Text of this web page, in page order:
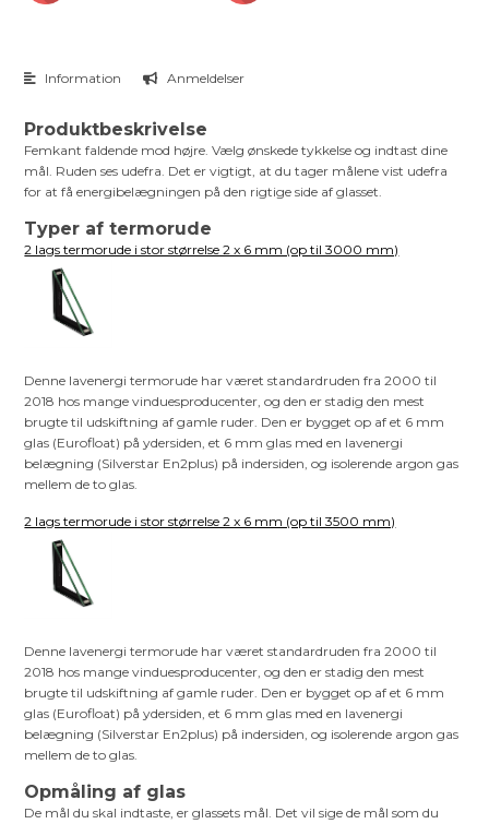
Information Anmeldelser
Produktbeskrivelse
Femkant faldende mod højre. Vælg ønskede tykkelse og indtast dine
mål. Ruden ses udefra. Det er vigtigt, at du tager målene vist udefra
for at få energibelægningen på den rigtige side af glasset.
Typer af termorude
2 lags termorude i stor størrelse 2 x 6 mm (op til 3000 mm)
Denne lavenergi termorude har været standardruden fra 2000 til
2018 hos mange vinduesproducenter, og den er stadig den mest
brugte til udskiftning af gamle ruder. Den er bygget op af et 6 mm
glas (Eurofloat) på ydersiden, et 6 mm glas med en lavenergi
belægning (Silverstar En2plus) på indersiden, og isolerende argon gas
mellem de to glas.
2 lags termorude i stor størrelse 2 x 6 mm (op til 3500 mm)
Denne lavenergi termorude har været standardruden fra 2000 til
2018 hos mange vinduesproducenter, og den er stadig den mest
brugte til udskiftning af gamle ruder. Den er bygget op af et 6 mm
glas (Eurofloat) på ydersiden, et 6 mm glas med en lavenergi
belægning (Silverstar En2plus) på indersiden, og isolerende argon gas
mellem de to glas.
Opmåling af glas
De mål du skal indtaste, er glassets mål. Det vil sige de mål som du